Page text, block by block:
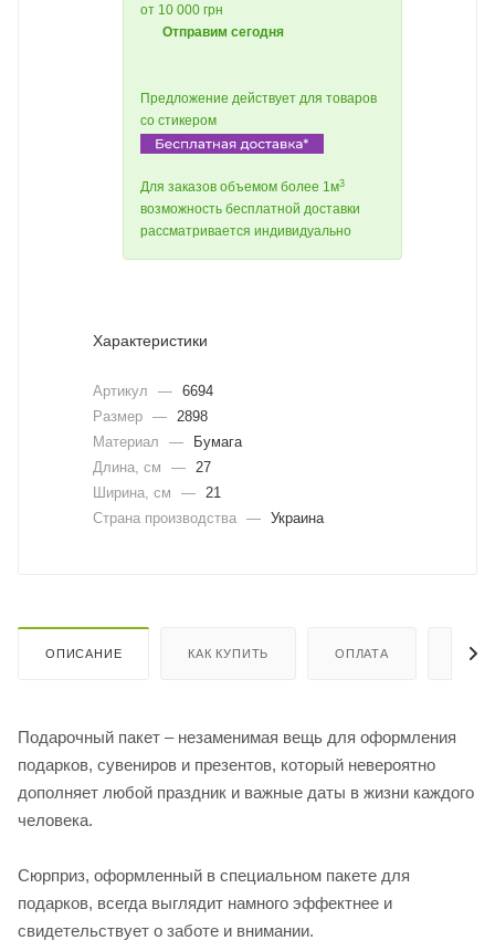
от 10 000 грн
Отправим сегодня
Предложение действует для товаров
со стикером
Для заказов объемом более 1м3
возможность бесплатной доставки
рассматривается индивидуально
Характеристики
Артикул — 6694
Размер —
2898
Материал
—
Бумага
Длина, cм
—
27
Ширина, cм
—
21
Страна производства — Украина
ОПИСАНИЕ КАК КУПИТЬ ОПЛАТА
Подарочный пакет – незаменимая вещь для оформления
подарков, сувениров и презентов, который невероятно
дополняет любой праздник и важные даты в жизни каждого
человека.
Сюрприз, оформленный в специальном пакете для
подарков, всегда выглядит намного эффектнее и
свидетельствует о заботе и внимании.